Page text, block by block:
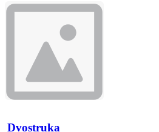
Dvostruka